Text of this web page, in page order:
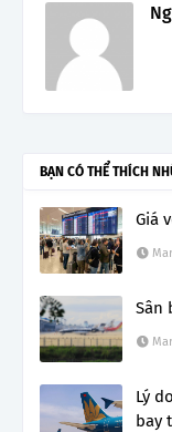
BẠN CÓ THỂ THÍCH
Giá
Sân
Lý
bay